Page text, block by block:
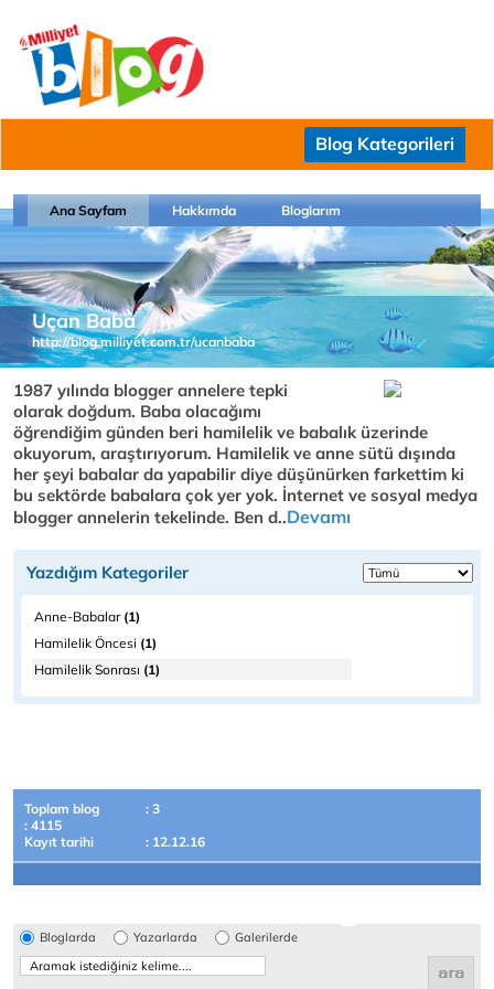
Blog Kategorileri
Ana Sayfam Hakkımda Bloglarım
Uçan Baba
http://blog.milliyet.com.tr/ucanbaba
1987 yılında blogger annelere tepki
olarak doğdum. Baba olacağımı
öğrendiğim günden beri hamilelik ve babalık üzerinde
okuyorum, araştırıyorum. Hamilelik ve anne sütü dışında
her şeyi babalar da yapabilir diye düşünürken farkettim ki
bu sektörde babalara çok yer yok. İnternet ve sosyal medya
blogger annelerin tekelinde. Ben d..Devamı
Yazdığım Kategoriler
Anne-Babalar(1)
Hamilelik Öncesi (1)
Hamilelik Sonrası (1)
Toplam blog
: 3
: 4115
Kayıt tarihi
: 12.12.16
Bloglarda Yazarlarda Galerilerde